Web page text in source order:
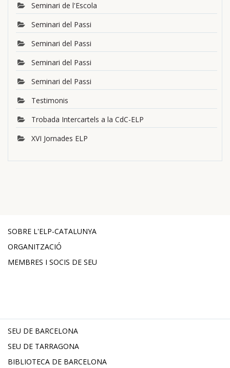
Seminari de l'Escola
Seminari del Passi
Seminari del Passi
Seminari del Passi
Seminari del Passi
Testimonis
Trobada Intercartels a la CdC-ELP
XVI Jornades ELP
SOBRE L'ELP-CATALUNYA
ORGANITZACIÓ
MEMBRES I SOCIS DE SEU
SEU DE BARCELONA
SEU DE TARRAGONA
BIBLIOTECA DE BARCELONA